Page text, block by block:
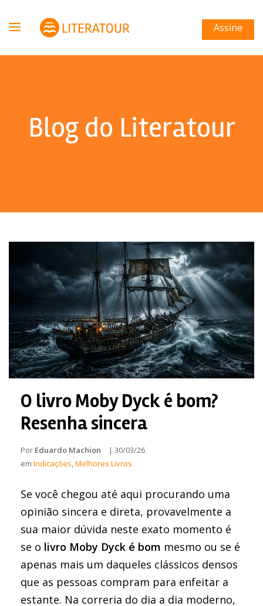
Assine
Blog do Literatour
O livro Moby Dyck é bom?
Resenha sincera
Por Eduardo Machion | 30/03/26
em Indicações,Melhores Livros
Se você chegou até aqui procurando uma
opinião sincera e direta, provavelmente a
sua maior dúvida neste exato momento é
se o livro Moby Dyck é bom mesmo ou se é
apenas mais um daqueles clássicos densos
que as pessoas compram para enfeitar a
estante. Na correria do dia a dia moderno,